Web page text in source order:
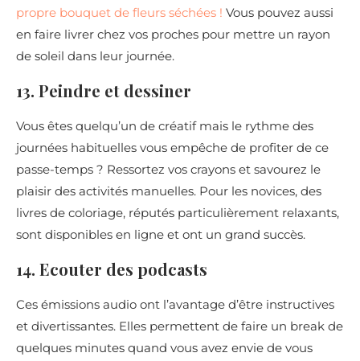
propre bouquet de fleurs séchées ! Vous pouvez aussi
en faire livrer chez vos proches pour mettre un rayon
de soleil dans leur journée.
13. Peindre et dessiner
Vous êtes quelqu’un de créatif mais le rythme des
journées habituelles vous empêche de profiter de ce
passe-temps ? Ressortez vos crayons et savourez le
plaisir des activités manuelles. Pour les novices, des
livres de coloriage, réputés particulièrement relaxants,
sont disponibles en ligne et ont un grand succès.
14. Ecouter des podcasts
Ces émissions audio ont l’avantage d’être instructives
et divertissantes. Elles permettent de faire un break de
quelques minutes quand vous avez envie de vous